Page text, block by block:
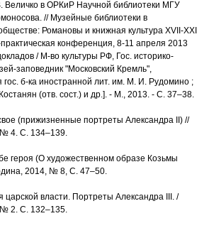
Величко в ОРКиР Научной библиотеки МГУ
// Музейные библиотеки в
Романовы и книжная культура XVII-XXI
практическая конференция, 8-11 апреля 2013
/ М-во культуры РФ, Гос. историко-
заповедник "Московский Кремль",
гос. б-ка иностранной лит. им. М. И. Рудомино ;
(отв. сост.) и др.]. - М., 2013. - С. 37–38.
(прижизненные портреты Александра II) //
4. С. 134–139.
героя (О художественном образе Козьмы
2014, № 8, С. 47–50.
царской власти. Портреты Александра III. /
2. С. 132–135.